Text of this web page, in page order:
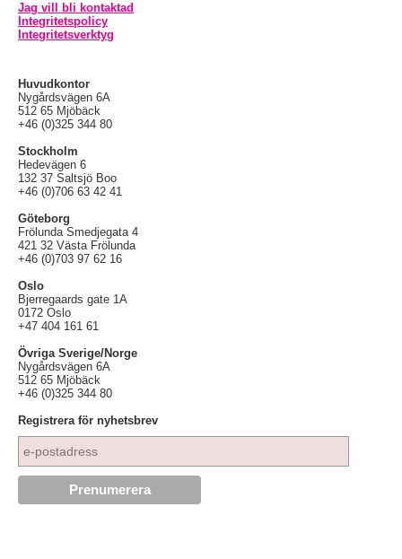
Jag vill bli kontaktad
Integritetspolicy
Integritetsverktyg
Huvudkontor
Nygårdsvägen 6A
512 65 Mjöbäck
+46 (0)325 344 80
Stockholm
Hedevägen 6
132 37 Saltsjö Boo
+46 (0)706 63 42 41
Göteborg
Frölunda Smedjegata 4
421 32 Västa Frölunda
+46 (0)703 97 62 16
Oslo
Bjerregaards gate 1A
0172 Oslo
+47 404 161 61
Övriga Sverige/Norge
Nygårdsvägen 6A
512 65 Mjöbäck
+46 (0)325 344 80
Registrera för nyhetsbrev